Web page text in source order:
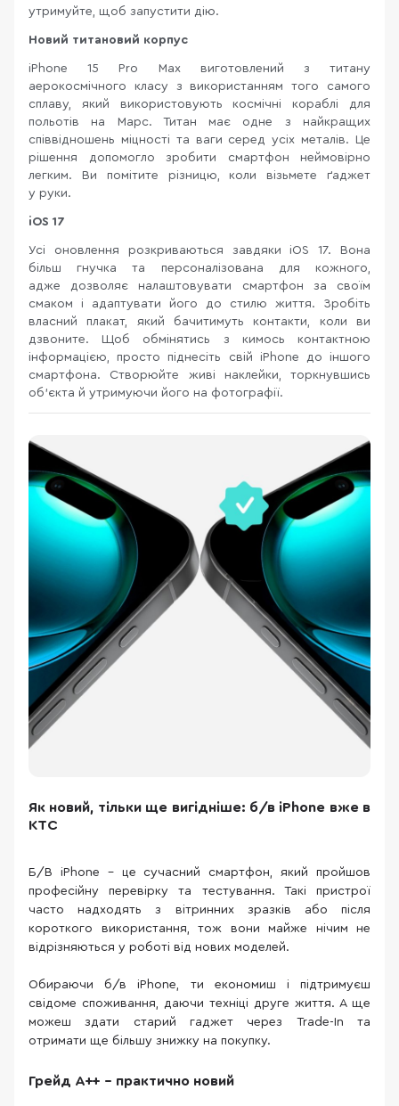
утримуйте, щоб запустити дію.
Новий титановий корпус
iPhone 15 Pro Max виготовлений з титану
аерокосмічного класу з використанням того самого
сплаву, який використовують космічні кораблі для
польотів на Марс. Титан має одне з найкращих
співвідношень міцності та ваги серед усіх металів. Це
рішення допомогло зробити смартфон неймовірно
легким. Ви помітите різницю, коли візьмете ґаджет
у руки.
iOS 17
Усі оновлення розкриваються завдяки iOS 17. Вона
більш гнучка та персоналізована для кожного,
адже дозволяє налаштовувати смартфон за своїм
смаком і адаптувати його до стилю життя. Зробіть
власний плакат, який бачитимуть контакти, коли ви
дзвоните. Щоб обмінятись з кимось контактною
інформацією, просто піднесіть свій iPhone до іншого
смартфона. Створюйте живі наклейки, торкнувшись
об’єкта й утримуючи його на фотографії.
Як новий, тільки ще вигідніше: б/в iPhone вже в
КТС
Б/В iPhone – це сучасний смартфон, який пройшов
професійну перевірку та тестування. Такі пристрої
часто надходять з вітринних зразків або після
короткого використання, тож вони майже нічим не
відрізняються у роботі від нових моделей.
Обираючи б/в iPhone, ти економиш і підтримуєш
свідоме споживання, даючи техніці друге життя. А ще
можеш здати старий гаджет через Trade-In та
отримати ще більшу знижку на покупку.
Грейд A++ – практично новий